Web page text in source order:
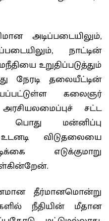
அடிப்படையிலும்,
நாட்டின்
உறுதிப்படுத்தும்
நேரடி தலையீட்டின்
கலைஞர்
சட்ட
பொது மன்னிப்பு
விடுதலையை
எடுக்குமாறு
தீர்மானமொன்று
நீதியின் மீதான